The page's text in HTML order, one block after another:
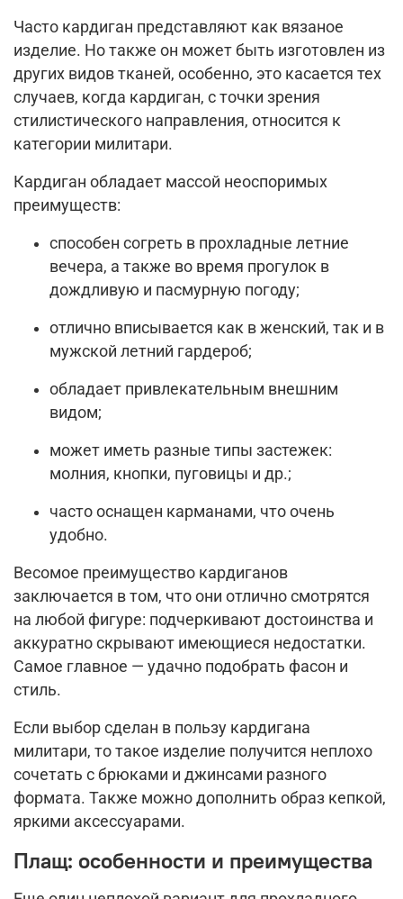
Часто кардиган представляют как вязаное
изделие. Но также он может быть изготовлен из
других видов тканей, особенно, это касается тех
случаев, когда кардиган, с точки зрения
стилистического направления, относится к
категории милитари.
Кардиган обладает массой неоспоримых
преимуществ:
способен согреть в прохладные летние
вечера, а также во время прогулок в
дождливую и пасмурную погоду;
отлично вписывается как в женский, так и в
мужской летний гардероб;
обладает привлекательным внешним
видом;
может иметь разные типы застежек:
молния, кнопки, пуговицы и др.;
часто оснащен карманами, что очень
удобно.
Весомое преимущество кардиганов
заключается в том, что они отлично смотрятся
на любой фигуре: подчеркивают достоинства и
аккуратно скрывают имеющиеся недостатки.
Самое главное — удачно подобрать фасон и
стиль.
Если выбор сделан в пользу кардигана
милитари, то такое изделие получится неплохо
сочетать с брюками и джинсами разного
формата. Также можно дополнить образ кепкой,
яркими аксессуарами.
Плащ: особенности и преимущества